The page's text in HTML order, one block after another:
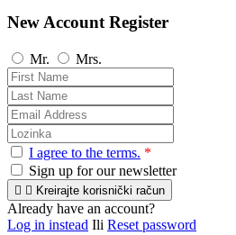
New Account Register
Mr. Mrs.
I agree to the terms. *
Sign up for our newsletter
  Kreirajte korisnički račun
Already have an account?
Log in instead Ili Reset password